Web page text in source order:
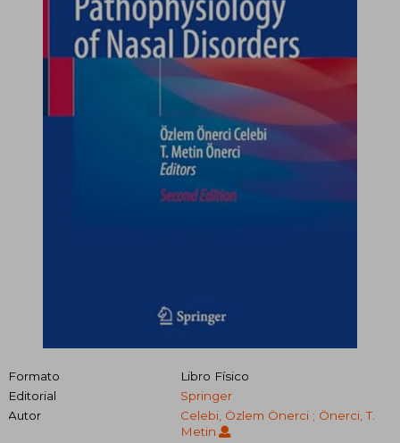
Formato
Libro Físico
Editorial
Springer
Autor
Celebi, Özlem Önerci ; Önerci, T.
Metin